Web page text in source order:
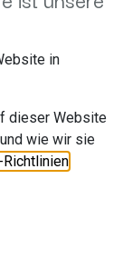
-
in
dieser Website
wie wir sie